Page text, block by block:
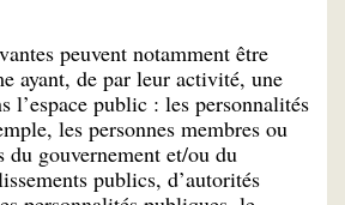
peuvent notamment être
ayant, de par leur activité, une
l’espace public : les personnalités
les personnes membres ou
du gouvernement et/ou du
publics, d’autorités